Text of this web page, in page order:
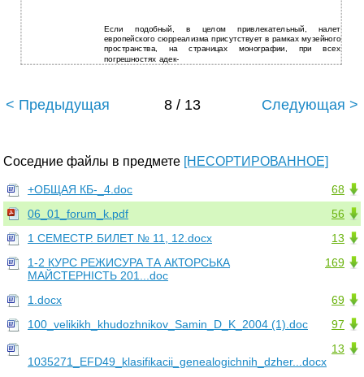
Если подобный, в целом привлекательный, налет
европейского сюрреализма присутствует в рамках музейного
пространства, на страницах монографии, при всех
погрешностях адек-
< Предыдущая 8 / 13 Следующая >
Соседние файлы в предмете [НЕСОРТИРОВАННОЕ]
68
+ОБЩАЯ КБ-_4.doc
56
06_01_forum_k.pdf
13
1 СЕМЕСТР. БИЛЕТ № 11, 12.docx
169
1-2 КУРС РЕЖИСУРА ТА АКТОРСЬКА
МАЙСТЕРНІСТЬ 201...doc
69
1.docx
97
100_velikikh_khudozhnikov_Samin_D_K_2004 (1).doc
13
1035271_EFD49_klasifikacii_genealogichnih_dzher...docx